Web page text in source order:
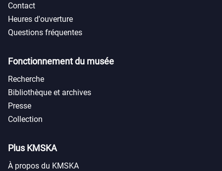
Contact
Heures d'ouverture
Questions fréquentes
Fonctionnement du musée
Recherche
Bibliothèque et archives
Presse
Collection
Plus KMSKA
À propos du KMSKA